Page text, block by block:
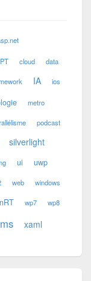
cloud data
IA ios
metro
podcast
silverlight
ui uwp
web windows
wp7 wp8
xaml